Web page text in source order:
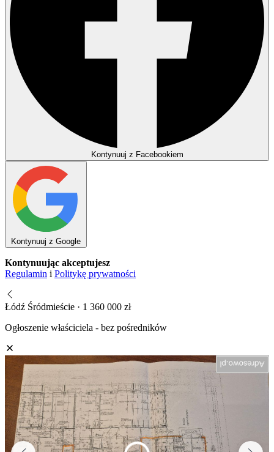
Kontynuuj z Facebookiem
Kontynuuj z Google
Kontynuując akceptujesz
Regulamin i Politykę prywatności
Łódź Śródmieście · 1 360 000 zł
Ogłoszenie właściciela - bez pośredników